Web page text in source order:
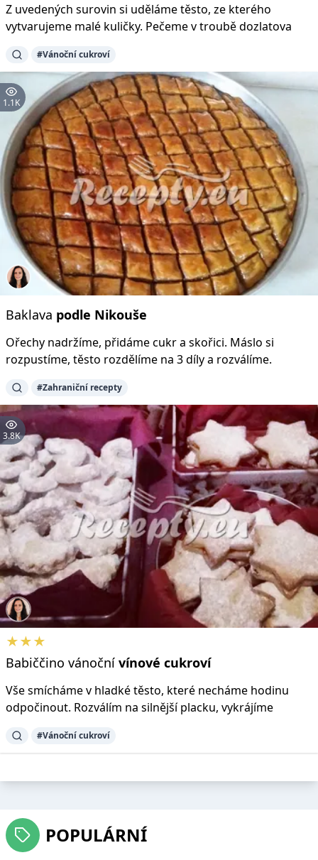
Z uvedených surovin si uděláme těsto, ze kterého
vytvarujeme malé kuličky. Pečeme v troubě dozlatova
#Vánoční cukroví
1.1K
Baklava podle Nikouše
Ořechy nadržíme, přidáme cukr a skořici. Máslo si
rozpustíme, těsto rozdělíme na 3 díly a rozválíme.
#Zahraniční recepty
3.8K
★★★
Babiččino vánoční vínové cukroví
Vše smícháme v hladké těsto, které necháme hodinu
odpočinout. Rozválím na silnější placku, vykrájíme
#Vánoční cukroví
POPULÁRNÍ